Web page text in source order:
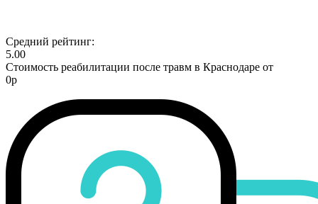
Средний рейтинг:
5.00
Стоимость реабилитации после травм в Краснодаре от
0р